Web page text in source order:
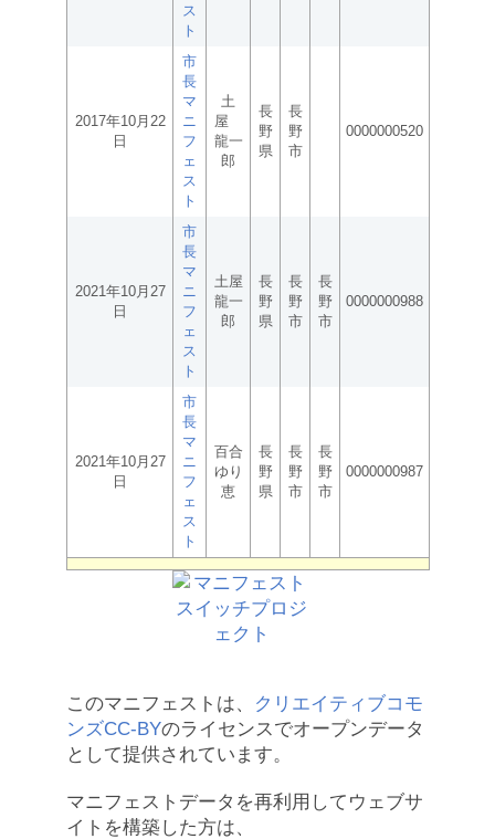
ス
ト
2017年10月22
日
市
長
マ
ニ
フ
ェ
ス
ト
土
屋
龍一
郎
長
野
県
長
野
市
0000000520
2021年10月27
日
市
長
マ
ニ
フ
ェ
ス
ト
土屋
龍一
郎
長
野
県
長
野
市
長
野
市
0000000988
2021年10月27
日
市
長
マ
ニ
フ
ェ
ス
ト
百合
ゆり
恵
長
野
県
長
野
市
長
野
市
0000000987
このマニフェストは、
クリエイティブコモ
ンズCC-BYのライセンスでオープンデータ
として提供されています。
マニフェストデータを再利用してウェブサ
イトを構築した方は、